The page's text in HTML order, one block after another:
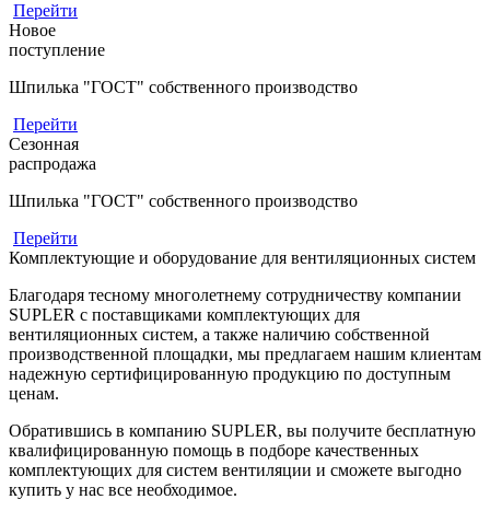
Перейти
Новое
поступление
Шпилька "ГОСТ" собственного производство
Перейти
Сезонная
распродажа
Шпилька "ГОСТ" собственного производство
Перейти
Комплектующие и оборудование для вентиляционных систем
Благодаря тесному многолетнему сотрудничеству компании
SUPLER с поставщиками комплектующих для
вентиляционных систем, а также наличию собственной
производственной площадки, мы предлагаем нашим клиентам
надежную сертифицированную продукцию по доступным
ценам.
Обратившись в компанию SUPLER, вы получите бесплатную
квалифицированную помощь в подборе качественных
комплектующих для систем вентиляции и сможете выгодно
купить у нас все необходимое.